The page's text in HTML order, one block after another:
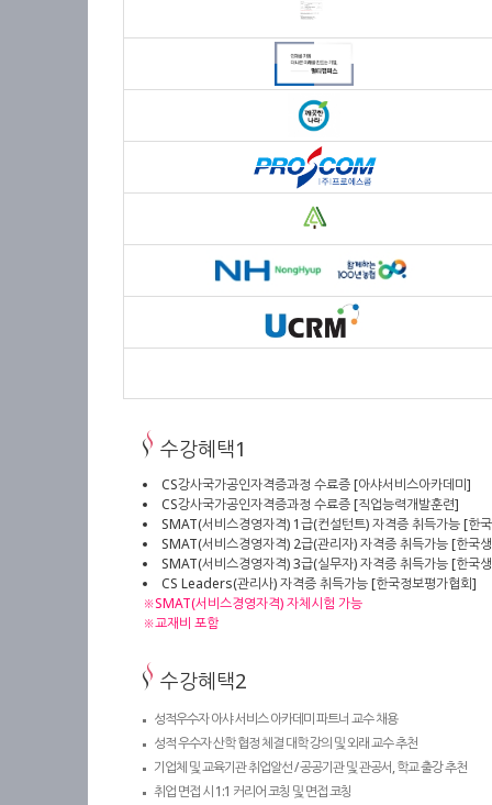
수강혜택1
CS강사국가공인자격증과정 수료증 [아샤서비스아카데미]
CS강사국가공인자격증과정 수료증 [직업능력개발훈련]
SMAT(서비스경영자격) 1급(컨설턴트) 자격증 취득가능 [한
SMAT(서비스경영자격) 2급(관리자) 자격증 취득가능 [한국
SMAT(서비스경영자격) 3급(실무자) 자격증 취득가능 [한국
CS Leaders(관리사) 자격증 취득가능 [한국정보평가협회]
※SMAT(서비스경영자격) 자체시험 가능
※교재비 포함
수강혜택2
성적우수자 아샤 서비스 아카데미 파트너 교수 채용
성적 우수자 산학 협정 체결 대학 강의 및 외래 교수 추천
기업체 및 교육기관 취업알선 / 공공기관 및 관공서, 학교 출강 추천
취업 면접 시 1:1 커리어 코칭 및 면접 코칭